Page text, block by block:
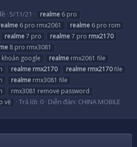
5/11/21 realme 6 pro
6 pro rmx2061 realme 6 pro rom
realme7 pro realme7 pro rmx2170
8 pro rmx3081
google realme rmx2061 file
realme rmx2170 realme rmx2170file
realme rmx3081 file
rmx3081 remove password
vệ
Trả lời: 0 Diễn đàn: CHINA MOBILE